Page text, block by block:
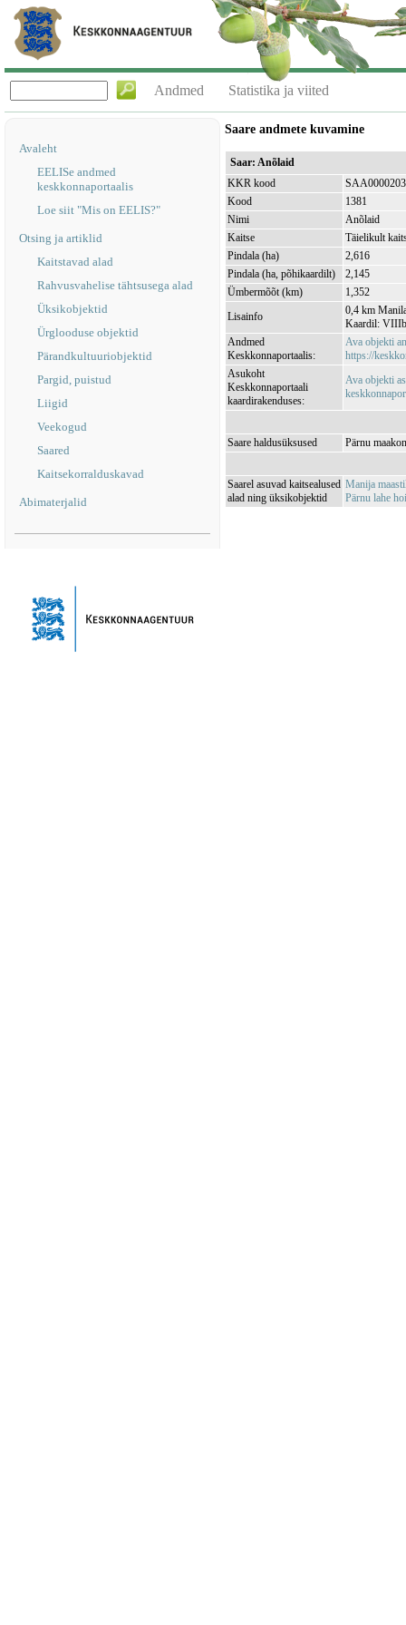
Andmed Statistika ja viited
Avaleht
EELISe andmed
keskkonnaportaalis
Loe siit "Mis on EELIS?"
Otsing ja artiklid
Kaitstavad alad
Rahvusvahelise tähtsusega alad
Üksikobjektid
Ürglooduse objektid
Pärandkultuuriobjektid
Pargid, puistud
Liigid
Veekogud
Saared
Kaitsekorralduskavad
Abimaterjalid
Saare andmete kuvamine
Saar: Anõlaid
KKR kood
SAA0000203
Kood
1381
Nimi
Anõlaid
Kaitse
Täielikult
Pindala (ha)
2,616
Pindala (ha, põhikaardilt)
2,145
Ümbermõõt (km)
1,352
Lisainfo
0,4 km
Kaardil: VIIIb
Andmed
Keskkonnaportaalis:
Ava objekti
https://
Asukoht
Keskkonnaportaali
kaardirakenduses:
Ava objekti
Saare haldusüksused Pärnu
Saarel asuvad kaitsealused
alad ning üksikobjektid
Manija
Pärnu lahe